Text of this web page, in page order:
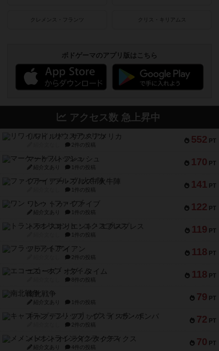
クレメンス・フランツ クリス・キリアムス
ボドゲーマのアプリ版はこちら
アクセス数 急上昇中
552 PT
リワイルド：サウスアメリカ
2件の投稿
170 PT
マーケットフレッシュ
紹介文あり 1件の投稿
141 PT
ファイアー・ブルズ / 火牛陣
1件の投稿
122 PT
ワン・トゥ・ファイブ
紹介文あり 1件の投稿
119 PT
トランスオリエント・エクスプレス
1件の投稿
118 PT
フラットアイアン
2件の投稿
118 PT
エコーズ・オブ・タイム
8件の投稿
79 PT
南北戦争
紹介文あり 1件の投稿
72 PT
キャプテン・フリップ：イスラ・ボンバ
2件の投稿
70 PT
メメントオンラインタクティクス
紹介文あり 4件の投稿